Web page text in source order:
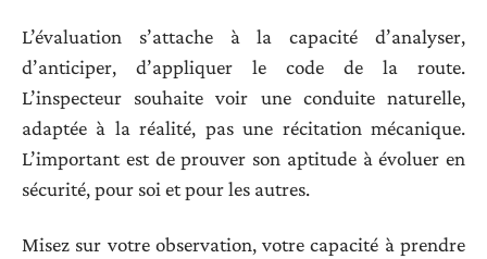
L’évaluation s’attache à la capacité d’analyser,
d’anticiper, d’appliquer le code de la route.
L’inspecteur souhaite voir une conduite naturelle,
adaptée à la réalité, pas une récitation mécanique.
L’important est de prouver son aptitude à évoluer en
sécurité, pour soi et pour les autres.
Misez sur votre observation, votre capacité à prendre